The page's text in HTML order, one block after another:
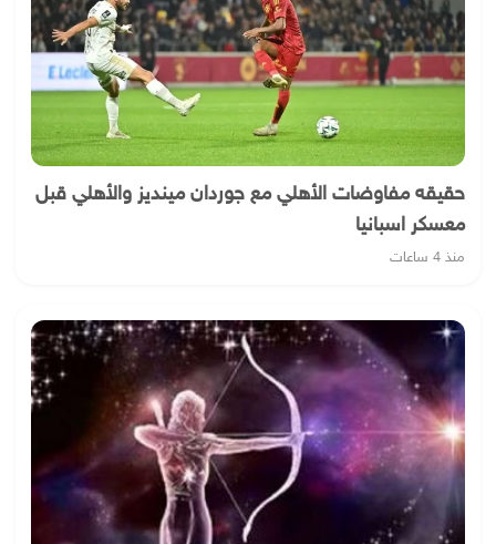
حقيقه مفاوضات الأهلي مع جوردان مينديز والأهلي قبل
معسكر اسبانيا
منذ 4 ساعات